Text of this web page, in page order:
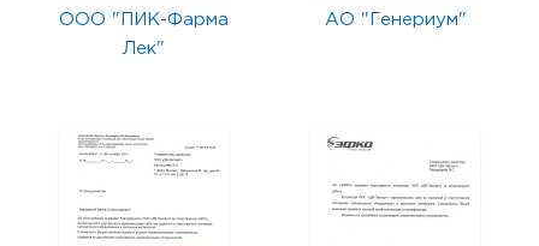
ООО "ПИК-Фарма
Лек"
АО "Генериум"